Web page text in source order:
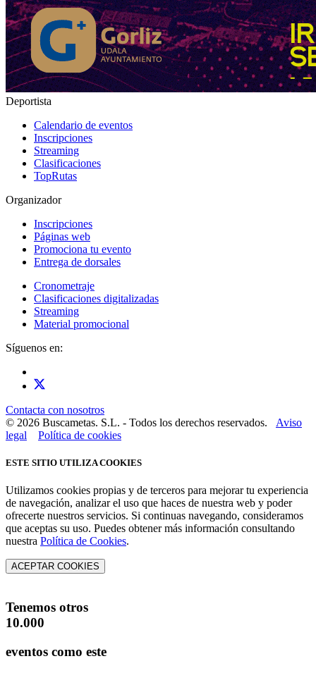
Deportista
Calendario de eventos
Inscripciones
Streaming
Clasificaciones
TopRutas
Organizador
Inscripciones
Páginas web
Promociona tu evento
Entrega de dorsales
Cronometraje
Clasificaciones digitalizadas
Streaming
Material promocional
Síguenos en:
Contacta con nosotros
© 2026 Buscametas. S.L. - Todos los derechos reservados. Aviso
legal
Política de cookies
ESTE SITIO UTILIZA COOKIES
Utilizamos cookies propias y de terceros para mejorar tu experiencia
de navegación, analizar el uso que haces de nuestra web y poder
ofrecerte nuestros servicios. Si continuas navegando, consideramos
que aceptas su uso. Puedes obtener más información consultando
nuestra Política de Cookies.
ACEPTAR COOKIES
Tenemos otros
10.000
eventos como este